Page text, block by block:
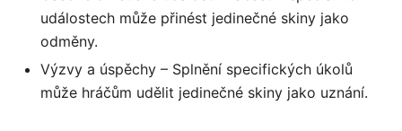
událostech může přinést jedinečné skiny jako
odměny.
Výzvy a úspěchy – Splnění specifických úkolů
může hráčům udělit jedinečné skiny jako uznání.